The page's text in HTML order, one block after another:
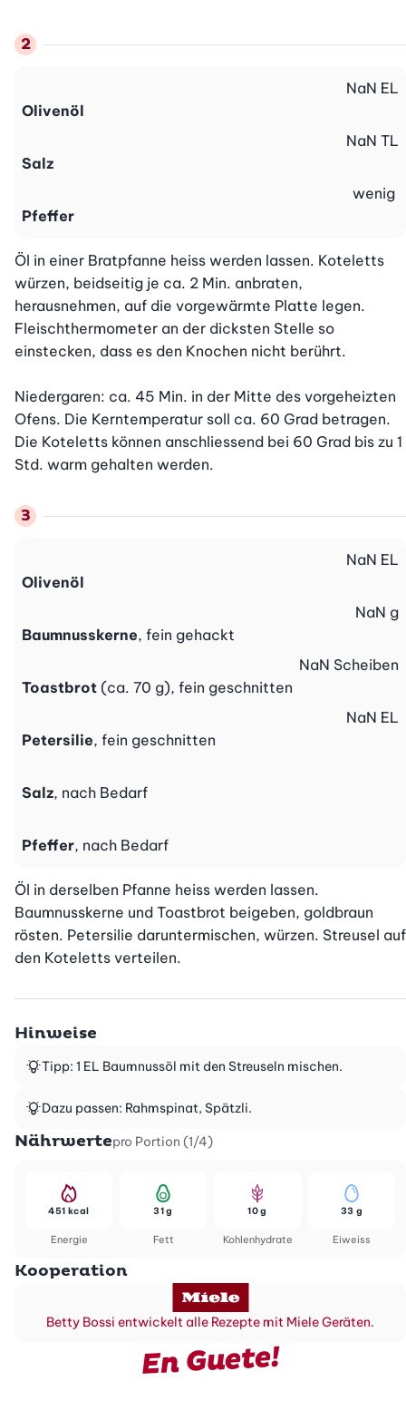
Olivenöl
NaN EL
Salz
NaN TL
Pfeffer
wenig
Öl in einer Bratpfanne heiss werden lassen. Koteletts
würzen, beidseitig je ca. 2 Min. anbraten,
herausnehmen, auf die vorgewärmte Platte legen.
Fleischthermometer an der dicksten Stelle so
einstecken, dass es den Knochen nicht berührt.
Niedergaren: ca. 45 Min. in der Mitte des vorgeheizten
Ofens. Die Kerntemperatur soll ca. 60 Grad betragen.
Die Koteletts können anschliessend bei 60 Grad bis zu 1
Std. warm gehalten werden.
Olivenöl
NaN EL
Baumnusskerne, fein gehackt
NaN g
Toastbrot (ca. 70 g), fein geschnitten
NaN Scheiben
Petersilie, fein geschnitten
NaN EL
Salz, nach Bedarf
Pfeffer, nach Bedarf
Öl in derselben Pfanne heiss werden lassen.
Baumnusskerne und Toastbrot beigeben, goldbraun
rösten. Petersilie daruntermischen, würzen. Streusel auf
den Koteletts verteilen.
Hinweise
Tipp: 1 EL Baumnussöl mit den Streuseln mischen.
Dazu passen: Rahmspinat, Spätzli.
Nährwertepro Portion (1/4)
Energie
451 kcal
Fett
31 g
Kohlenhydrate
10 g
Eiweiss
33 g
Kooperation
Betty Bossi entwickelt alle Rezepte mit Miele Geräten.
En Guete!